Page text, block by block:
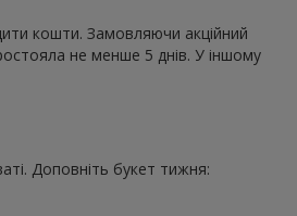
кошти. Замовляючи акційний
не менше 5 днів. У іншому
Доповніть букет тижня: